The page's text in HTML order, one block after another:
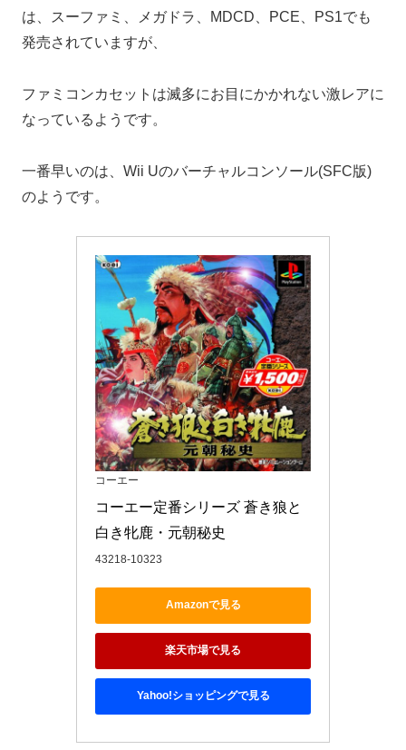
は、スーファミ、メガドラ、MDCD、PCE、PS1でも
発売されていますが、
ファミコンカセットは滅多にお目にかかれない激レアに
なっているようです。
一番早いのは、Wii Uのバーチャルコンソール(SFC版)
のようです。
コーエー
コーエー定番シリーズ 蒼き狼と
白き牝鹿・元朝秘史
43218-10323
Amazonで見る
楽天市場で見る
Yahoo!ショッピングで見る